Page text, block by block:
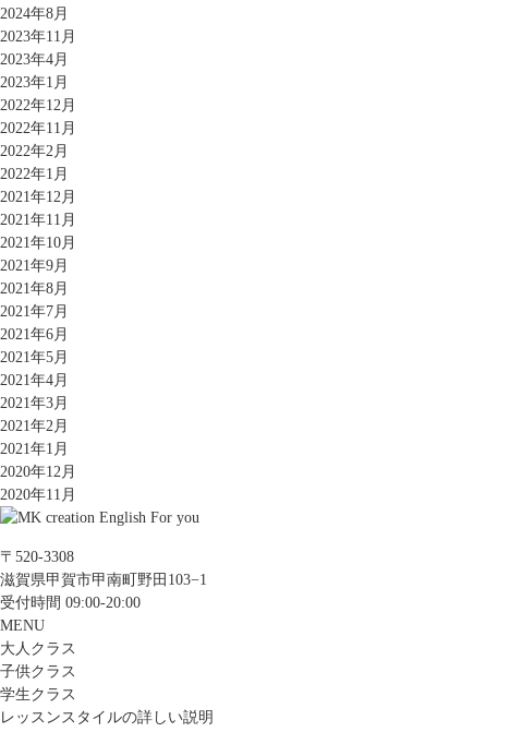
2024年8月
2023年11月
2023年4月
2023年1月
2022年12月
2022年11月
2022年2月
2022年1月
2021年12月
2021年11月
2021年10月
2021年9月
2021年8月
2021年7月
2021年6月
2021年5月
2021年4月
2021年3月
2021年2月
2021年1月
2020年12月
2020年11月
〒520-3308
滋賀県甲賀市甲南町野田103−1
受付時間 09:00-20:00
MENU
大人クラス
子供クラス
学生クラス
レッスンスタイルの詳しい説明